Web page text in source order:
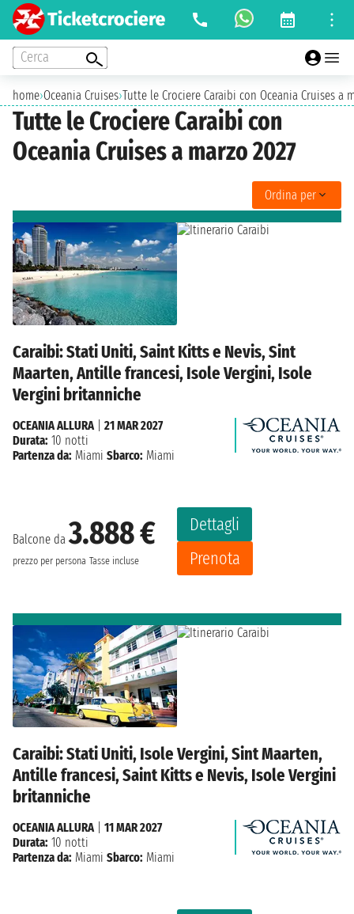
Cerca
home›Oceania Cruises›Tutte le Crociere Caraibi con Oceania Cruises a
Tutte le Crociere Caraibi con
Oceania Cruises a marzo 2027
Ordina per
Caraibi: Stati Uniti, Saint Kitts e Nevis, Sint
Maarten, Antille francesi, Isole Vergini, Isole
Vergini britanniche
Balcone da3.888 €
prezzo per persona Tasse incluse
Dettagli
Prenota
OCEANIA ALLURA
21 MAR 2027
Durata: 10 notti
Partenza da: Miami Sbarco: Miami
Caraibi: Stati Uniti, Isole Vergini, Sint Maarten,
Antille francesi, Saint Kitts e Nevis, Isole Vergini
britanniche
OCEANIA ALLURA| 11 MAR 2027
Durata: 10 notti
Partenza da: Miami Sbarco: Miami